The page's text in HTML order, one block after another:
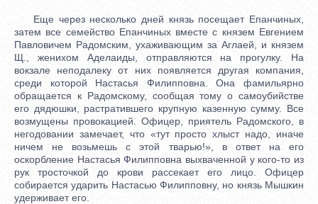
Еще через несколько дней князь посещает Епанчиных,
затем все семейство Епанчиных вместе с князем Евгением
Павловичем Радомским, ухаживающим за Аглаей, и князем
Щ., женихом Аделаиды, отправляются на прогулку. На
вокзале неподалеку от них появляется другая компания,
среди которой Настасья Филипповна. Она фамильярно
обращается к Радомскому, сообщая тому о самоубийстве
его дядюшки, растратившего крупную казенную сумму. Все
возмущены провокацией. Офицер, приятель Радомского, в
негодовании замечает, что «тут просто хлыст надо, иначе
ничем не возьмешь с этой тварью!», в ответ на его
оскорбление Настасья Филипповна выхваченной у кого-то из
рук тросточкой до крови рассекает его лицо. Офицер
собирается ударить Настасью Филипповну, но князь Мышкин
удерживает его.